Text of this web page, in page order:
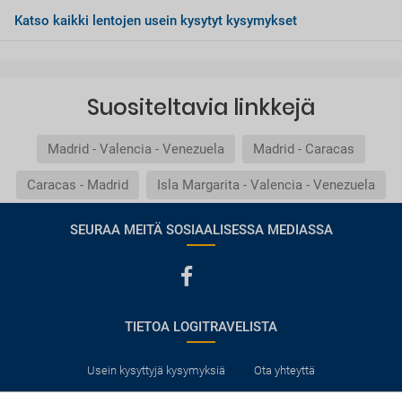
Katso kaikki lentojen usein kysytyt kysymykset
Suositeltavia linkkejä
Madrid - Valencia - Venezuela Madrid - Caracas
Caracas - Madrid Isla Margarita - Valencia - Venezuela
SEURAA MEITÄ SOSIAALISESSA MEDIASSA
TIETOA LOGITRAVELISTA
Usein kysyttyjä kysymyksiä Ota yhteyttä